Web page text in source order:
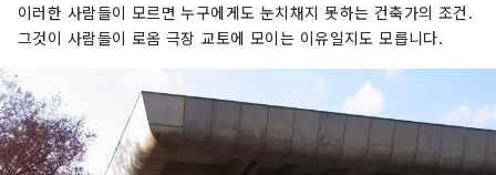
이러한 사람들이 모르면 누구에게도 눈치채지 못하는 건축가의 조건.
그것이 사람들이 로옴 극장 교토에 모이는 이유일지도 모릅니다.